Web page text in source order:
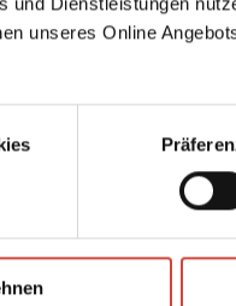
unseres Online